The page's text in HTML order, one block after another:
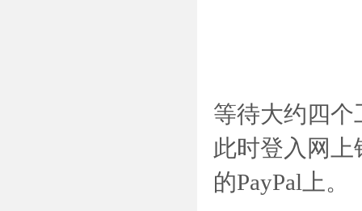
等待大约四
此时登入网上
的PayPal上。